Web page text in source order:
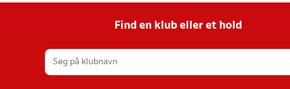
Find en klub eller et hold